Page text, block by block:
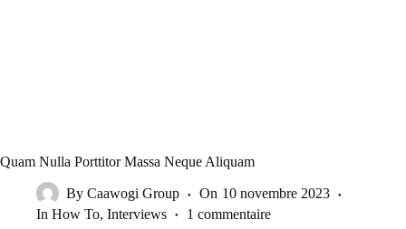
Quam Nulla Porttitor Massa Neque Aliquam
By Caawogi Group On 10 novembre 2023
In How To,Interviews 1 commentaire